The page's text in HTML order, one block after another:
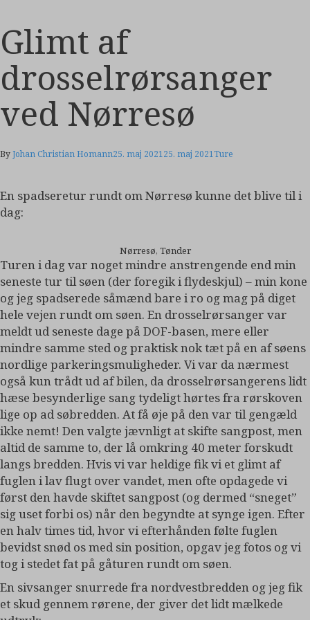
Glimt af
drosselrørsanger
ved Nørresø
ByJohan Christian Homann25. maj 202125. maj 2021Ture
En spadseretur rundt om Nørresø kunne det blive til i
dag:
Nørresø, Tønder
Turen i dag var noget mindre anstrengende end min
seneste tur til søen (der foregik i flydeskjul) – min kone
og jeg spadserede såmænd bare i ro og mag på diget
hele vejen rundt om søen. En drosselrørsanger var
meldt ud seneste dage på DOF-basen, mere eller
mindre samme sted og praktisk nok tæt på en af søens
nordlige parkeringsmuligheder. Vi var da nærmest
også kun trådt ud af bilen, da drosselrørsangerens lidt
hæse besynderlige sang tydeligt hørtes fra rørskoven
lige op ad søbredden. At få øje på den var til gengæld
ikke nemt! Den valgte jævnligt at skifte sangpost, men
altid de samme to, der lå omkring 40 meter forskudt
langs bredden. Hvis vi var heldige fik vi et glimt af
fuglen i lav flugt over vandet, men ofte opdagede vi
først den havde skiftet sangpost (og dermed “sneget”
sig uset forbi os) når den begyndte at synge igen. Efter
en halv times tid, hvor vi efterhånden følte fuglen
bevidst snød os med sin position, opgav jeg fotos og vi
tog i stedet fat på gåturen rundt om søen.
En sivsanger snurrede fra nordvestbredden og jeg fik
et skud gennem rørene, der giver det lidt mælkede